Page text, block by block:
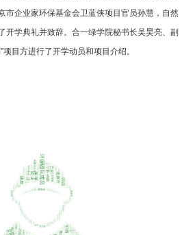
市企业家环保基金会卫蓝侠项目官员孙慧，自然
开学典礼并致辞。合一绿学院秘书长吴昊亮、副
目方进行了开学动员和项目介绍。